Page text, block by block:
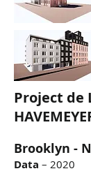
Project de
Brooklyn -
Data – 2020